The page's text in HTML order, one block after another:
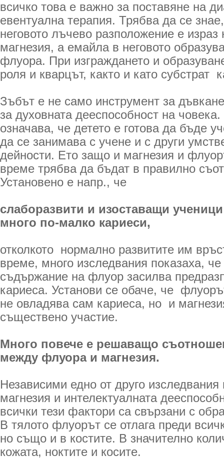
всичко това е важно за поставяне на
евентуална терапия. Трябва да се
неговото лъчево разположение е израз
магнезия, а емайла в неговото
флуора. При изграждането и
роля и кварцът, както и като субстрат
Зъбът е не само инструмент за
за духовната дееспособност на
означава, че детето е готова да бъде
да се занимава с учене и с други
дейности. Ето защо и магнезия и
време трябва да бъдат в правилно
Установено е напр., че
слаборазвити и изоставащи
много по­-малко кариеси,
отколкото нормално развитите им
време, много изследвания показаха, че
съдържание на флуор засилва
кариеса. Установи се обаче, че
не овладява сам кариеса, но и
съществено участие.
Много повече е решаващо
между флуора и магнезия.
Независими едно от друго
магнезия и интелектуалната
всички тези фактори са свързани с
В тялото флуорът се отлага преди
но също и в костите. В значително
кожата, ноктите и косите.